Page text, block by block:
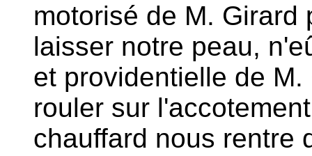
motorisé de M.
laisser notre peau,
et providentielle de
rouler sur
chauffard nous rentre